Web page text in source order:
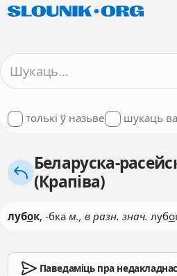
толькі ў назьве шукаць ва
Беларуска-
(Крапіва)
лубок, -бка м., в разн. знач. лубо
Паведаміць пра